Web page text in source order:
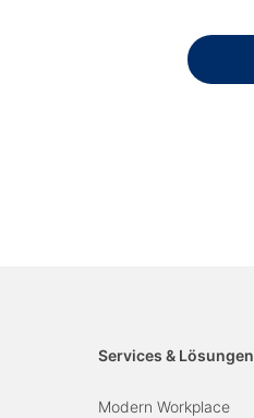
Services & Lösungen
Modern Workplace